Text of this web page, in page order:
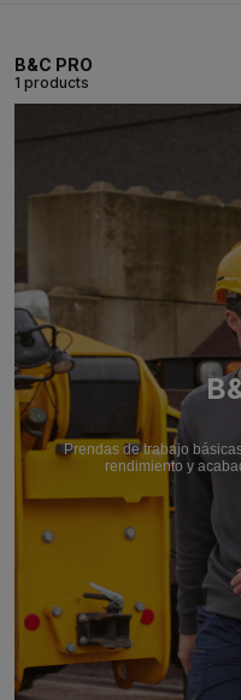
B&C PRO
1 products
Prendas de trabajo
rendimiento y